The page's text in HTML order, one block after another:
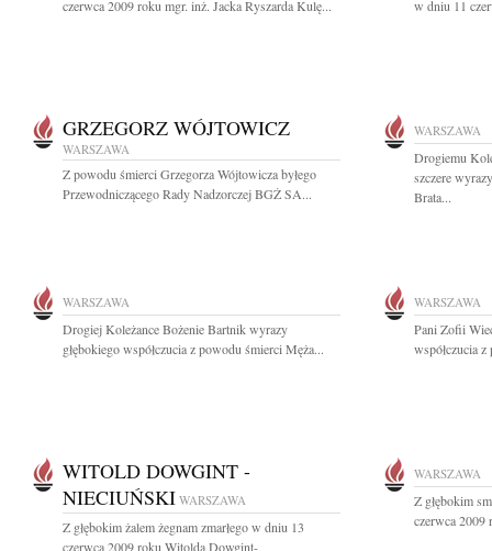
czerwca 2009 roku mgr. inż. Jacka Ryszarda Kulę...
w dniu 11
GRZEGORZ WÓJTOWICZ
WARSZAWA
Z powodu śmierci Grzegorza Wójtowicza byłego
Przewodniczącego Rady Nadzorczej BGŻ SA...
WARSZAWA
Drogiemu
szczere
Brata...
WARSZAWA
Drogiej Koleżance Bożenie Bartnik wyrazy
głębokiego współczucia z powodu śmierci Męża...
WARSZAWA
Pani Zofii
współczucia
WITOLD DOWGINT -
NIECIUŃSKI WARSZAWA
Z głębokim żalem żegnam zmarłego w dniu 13
czerwca 2009 roku Witolda Dowgint-
WARSZAWA
Z głębokim
czerwca 2009